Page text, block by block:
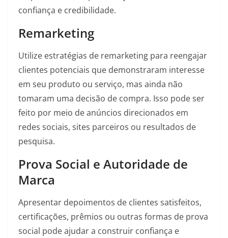
confiança e credibilidade.
Remarketing
Utilize estratégias de remarketing para reengajar
clientes potenciais que demonstraram interesse
em seu produto ou serviço, mas ainda não
tomaram uma decisão de compra. Isso pode ser
feito por meio de anúncios direcionados em
redes sociais, sites parceiros ou resultados de
pesquisa.
Prova Social e Autoridade de
Marca
Apresentar depoimentos de clientes satisfeitos,
certificações, prêmios ou outras formas de prova
social pode ajudar a construir confiança e